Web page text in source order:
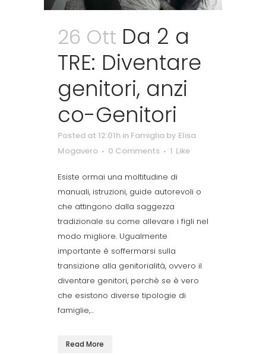
26 Ott Da 2 a
TRE: Diventare
genitori, anzi
co-Genitori
Posted at 12:01h in Famiglia by Elisa
Mogavero
0 Comments 1 Like
Esiste ormai una moltitudine di
manuali, istruzioni, guide autorevoli o
che attingono dalla saggezza
tradizionale su come allevare i figli nel
modo migliore. Ugualmente
importante è soffermarsi sulla
transizione alla genitorialità, ovvero il
diventare genitori, perchè se è vero
che esistono diverse tipologie di
famiglie,...
Read More